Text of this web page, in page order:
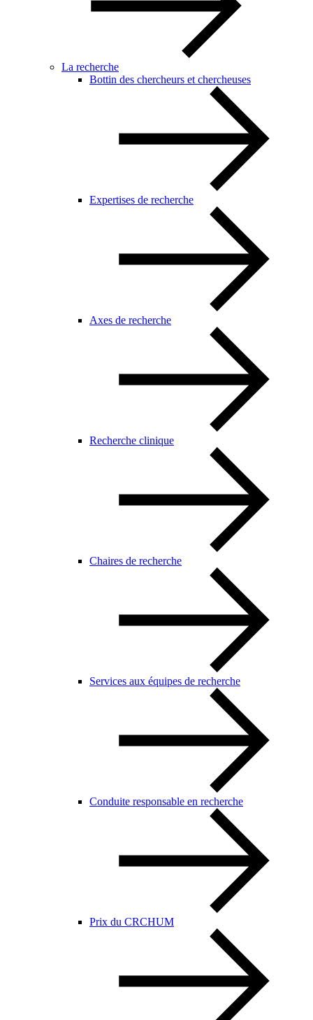
La recherche
Bottin des chercheurs et chercheuses
Expertises de recherche
Axes de recherche
Recherche clinique
Chaires de recherche
Services aux équipes de recherche
Conduite responsable en recherche
Prix du CRCHUM